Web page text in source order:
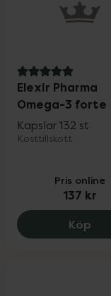
5 av 5 i omdöme
Elexir Pharma
Omega-3 forte
Kapslar 132 st
Kosttillskott
Pris online
137 kr
Köp